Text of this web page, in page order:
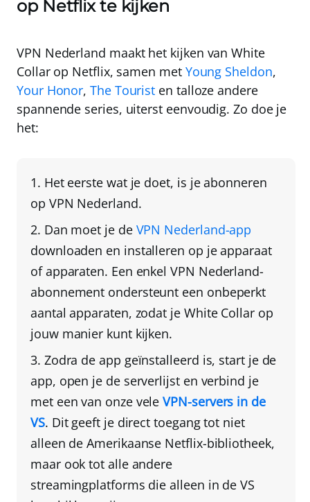
op Netflix te kijken
VPN Nederland maakt het kijken van White
Collar op Netflix, samen met Young Sheldon,
Your Honor,The Tourist en talloze andere
spannende series, uiterst eenvoudig. Zo doe je
het:
Het eerste wat je doet, is jeabonneren
op VPN Nederland.
Dan moet je de VPN Nederland-app
downloaden en installeren op je apparaat
of apparaten. Een enkel VPN Nederland-
abonnement ondersteunt een onbeperkt
aantal apparaten, zodat je White Collar op
jouw manier kunt kijken.
Zodra de app geïnstalleerd is, start je de
app, open je de serverlijst en verbind je
met een van onze veleVPN-servers in de
VS. Dit geeft je direct toegang tot niet
alleen de Amerikaanse Netflix-bibliotheek,
maar ook tot alle andere
streamingplatforms die alleen in de VS